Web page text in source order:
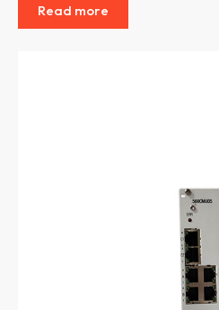
Read more